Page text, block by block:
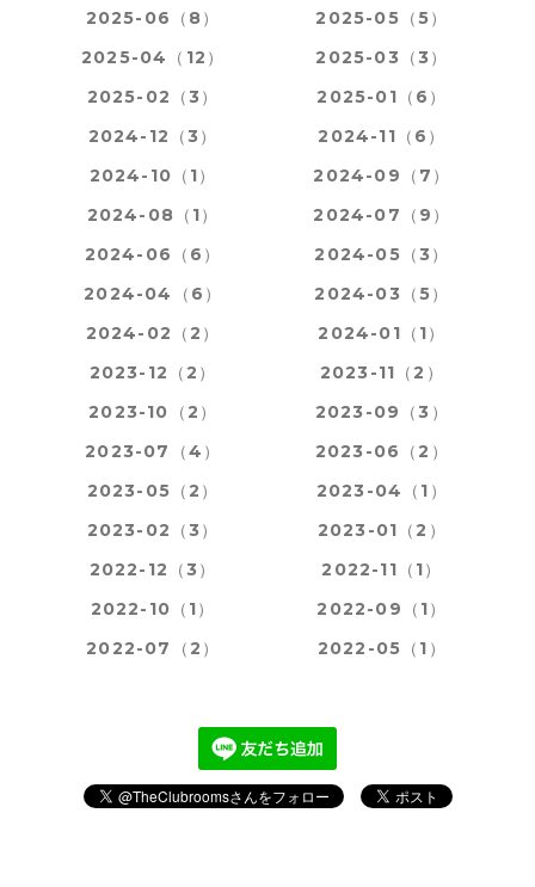
2025-06（8）
2025-05（5）
2025-04（12）
2025-03（3）
2025-02（3）
2025-01（6）
2024-12（3）
2024-11（6）
2024-10（1）
2024-09（7）
2024-08（1）
2024-07（9）
2024-06（6）
2024-05（3）
2024-04（6）
2024-03（5）
2024-02（2）
2024-01（1）
2023-12（2）
2023-11（2）
2023-10（2）
2023-09（3）
2023-07（4）
2023-06（2）
2023-05（2）
2023-04（1）
2023-02（3）
2023-01（2）
2022-12（3）
2022-11（1）
2022-10（1）
2022-09（1）
2022-07（2）
2022-05（1）